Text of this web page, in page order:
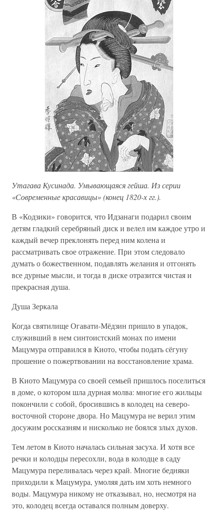
Утагава Кусинада. Умывающаяся гейша. Из серии
«Современные красавицы» (конец 1820-х гг.).
В «Кодзики» говорится, что Идзанаги подарил своим
детям гладкий серебряный диск и велел им каждое утро и
каждый вечер преклонять перед ним колена и
рассматривать свое отражение. При этом следовало
думать о божественном, подавлять желания и отгонять
все дурные мысли, и тогда в диске отразится чистая и
прекрасная душа.
Душа Зеркала
Когда святилище Огавати-Мёдзин пришло в упадок,
служивший в нем синтоистский монах по имени
Мацумура отправился в Киото, чтобы подать сёгуну
прошение о пожертвовании на восстановление храма.
В Киото Мацумура со своей семьей пришлось поселиться
в доме, о котором шла дурная молва: многие его жильцы
покончили с собой, бросившись в колодец на северо-
восточной стороне двора. Но Мацумура не верил этим
досужим россказням и нисколько не боялся злых духов.
Тем летом в Киото началась сильная засуха. И хотя все
речки и колодцы пересохли, вода в колодце в саду
Мацумура переливалась через край. Многие бедняки
приходили к Мацумура, умоляя дать им хоть немного
воды. Мацумура никому не отказывал, но, несмотря на
это, колодец всегда оставался полным доверху.